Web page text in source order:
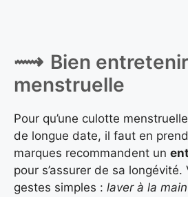
Bien
menstruelle
Pour qu’une culotte
de longue date, il faut en
marques recommandent un
pour s’assurer de sa longévité.
gestes simples : laver à la